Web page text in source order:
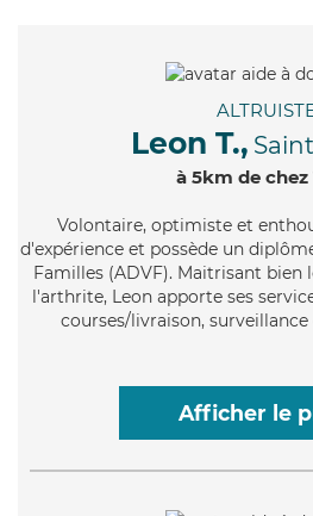
Leon T.,
à 5km de chez
Volontaire, optimiste et
d'expérience et possède un
Familles (ADVF). Maitrisant
l'arthrite, Leon apporte ses
courses/livraison,
Afficher le